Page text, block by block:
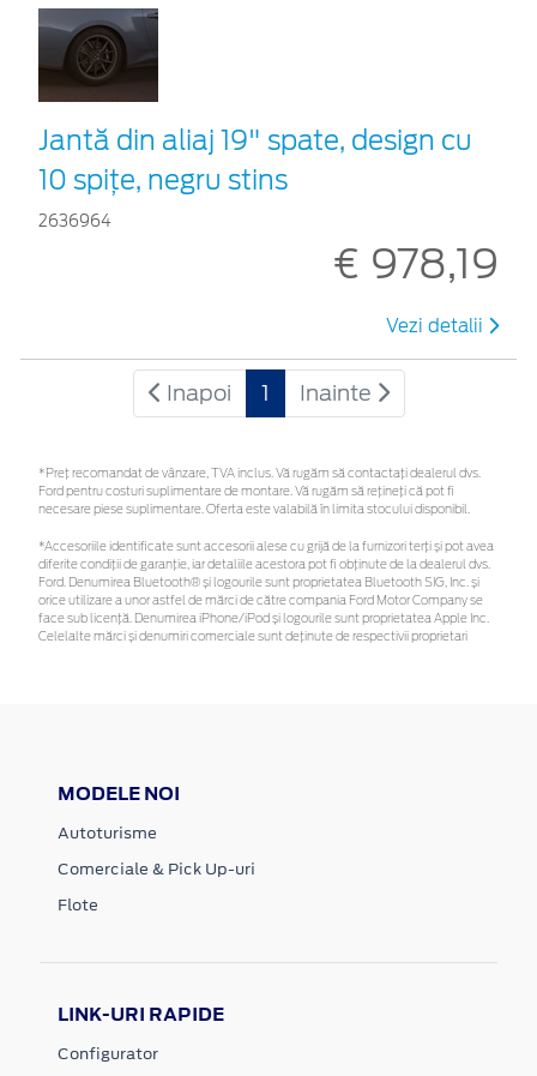
Jantă din aliaj 19" spate, design cu
10 spițe, negru stins
2636964
€ 978,19
Vezi detalii
Inapoi 1 Inainte
*Preţ recomandat de vânzare, TVA inclus. Vă rugăm să contactaţi dealerul dvs.
Ford pentru costuri suplimentare de montare. Vă rugăm să rețineți că pot fi
necesare piese suplimentare. Oferta este valabilă în limita stocului disponibil.
*Accesoriile identificate sunt accesorii alese cu grijă de la furnizori terți și pot avea
diferite condiții de garanție, iar detaliile acestora pot fi obținute de la dealerul dvs.
Ford. Denumirea Bluetooth® și logourile sunt proprietatea Bluetooth SIG, Inc. și
orice utilizare a unor astfel de mărci de către compania Ford Motor Company se
face sub licență. Denumirea iPhone/iPod și logourile sunt proprietatea Apple Inc.
Celelalte mărci și denumiri comerciale sunt deținute de respectivii proprietari
MODELE NOI
Autoturisme
Comerciale & Pick Up-uri
Flote
LINK-URI RAPIDE
Configurator